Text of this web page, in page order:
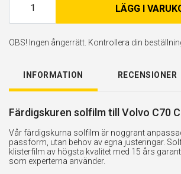
LÄGG I
OBS! Ingen ångerrätt. Kontrollera din
INFORMATION RECENSIONER
Färdigskuren solfilm till Volvo C70
Vår färdigskurna solfilm är noggrant
passform, utan behov av egna justeringar.
klisterfilm av högsta kvalitet med 15 års
som experterna använder.